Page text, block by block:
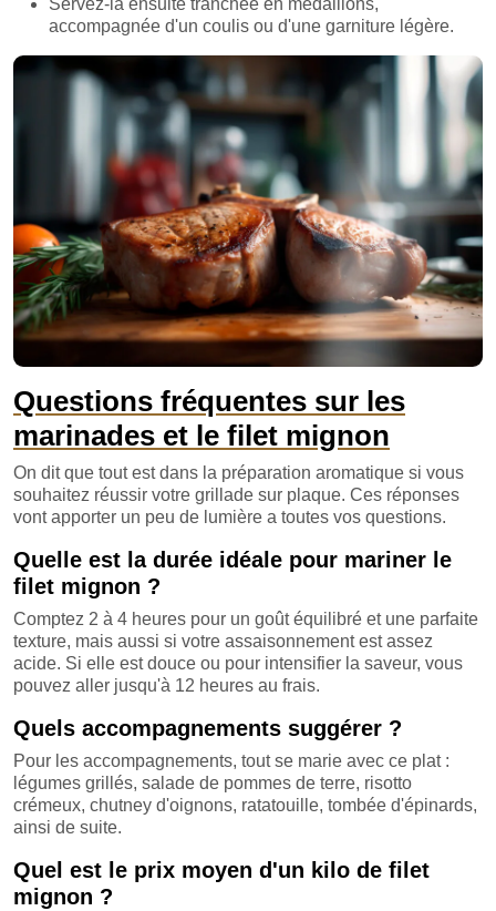
accompagnée d'un coulis ou d'une garniture légère.
Questions fréquentes sur les
marinades et le filet mignon
On dit que tout est dans la préparation aromatique si vous
souhaitez réussir votre grillade sur plaque. Ces réponses
vont apporter un peu de lumière a toutes vos questions.
Quelle est la durée idéale pour mariner le
filet mignon ?
Comptez 2 à 4 heures pour un goût équilibré et une parfaite
texture, mais aussi si votre assaisonnement est assez
acide. Si elle est douce ou pour intensifier la saveur, vous
pouvez aller jusqu'à 12 heures au frais.
Quels accompagnements suggérer ?
Pour les accompagnements, tout se marie avec ce plat :
légumes grillés, salade de pommes de terre, risotto
crémeux, chutney d'oignons, ratatouille, tombée d'épinards,
ainsi de suite.
Quel est le prix moyen d'un kilo de filet
mignon ?